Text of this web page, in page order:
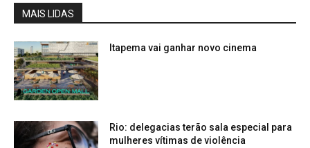
MAIS LIDAS
Itapema vai ganhar novo cinema
Rio: delegacias terão sala especial para
mulheres vítimas de violência